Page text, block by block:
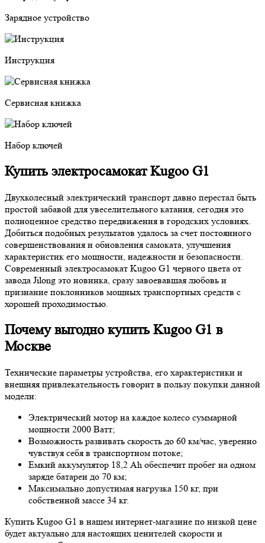
Зарядное устройство
Инструкция
Сервисная книжка
Набор ключей
Купить электросамокат Kugoo G1
Двухколесный электрический транспорт давно перестал быть
простой забавой для увеселительного катания, сегодня это
полноценное средство передвижения в городских условиях.
Добиться подобных результатов удалось за счет постоянного
совершенствования и обновления самоката, улучшения
характеристик его мощности, надежности и безопасности.
Современный электросамокат Kugoo G1 черного цвета от
завода Jilong это новинка, сразу завоевавшая любовь и
признание поклонников мощных транспортных средств с
хорошей проходимостью.
Почему выгодно купить Kugoo G1 в
Москве
Технические параметры устройства, его характеристики и
внешняя привлекательность говорит в пользу покупки данной
модели:
Электрический мотор на каждое колесо суммарной
мощности 2000 Ватт;
Возможность развивать скорость до 60 км/час, уверенно
чувствуя себя в транспортном потоке;
Емкий аккумулятор 18,2 Ah обеспечит пробег на одном
заряде батареи до 70 км;
Максимально допустимая нагрузка 150 кг, при
собственной массе 34 кг.
Купить Kugoo G1 в нашем интернет-магазине по низкой цене
будет актуально для настоящих ценителей скорости и